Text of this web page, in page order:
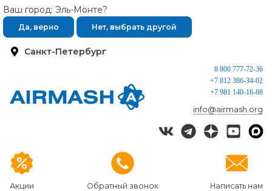
Санкт-Петербург
Ваш город: Эль-Монте?
Да, верно Нет, выбрать другой
Акции Обратный звонок Написать нам
8 800 777-72-36
+7 812 386-34-02
+7 981 140-16-88
info@airmash.org